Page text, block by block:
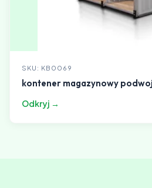
SKU: KB0069
kontener magazynowy
Odkryj →